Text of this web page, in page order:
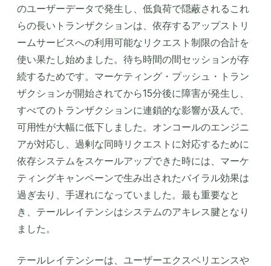
のユーザーデータで発生し、低負荷で隠蔽されるこれ
らの長いトランザクションは、依存するアップストリ
ームサービスへの利用可能なリクエスト制限の合計を
使い果たし始めました。待ち時間の間セッションが存
続するためです。マーケティング・プッシュ・トラン
ザクションが開始されてから15分後に障害が発生し、
すべてのトランザクションに連鎖的な影響が及んで、
可用性が大幅に低下しました。オンコールのエンジニ
アが対応し、過剰な同時リクエストに対応するために
依存システムをスケールアップできた時には、マーケ
ティングキャンペーンで生み出されたバイラル効果は
過ぎ去り、手遅れになっていました。最も重要なと
き、テールレイテンシはシステムのアキレス腱となり
ました。
テールレイテンシーは、ユーザーエクスペリエンスや